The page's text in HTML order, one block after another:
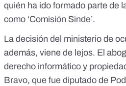
quién ha ido formado parte de
como ‘Comisión Sinde’.
La decisión del ministerio de
además, viene de lejos. El
derecho informático y
Bravo, que fue diputado de